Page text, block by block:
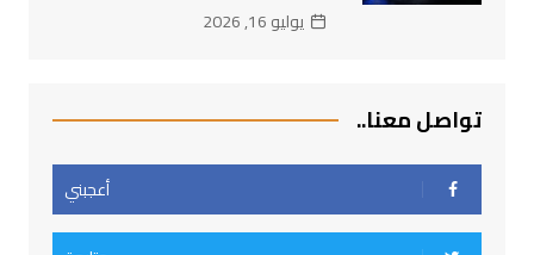
يوليو 16, 2026
تواصل معنا..
أعجبني